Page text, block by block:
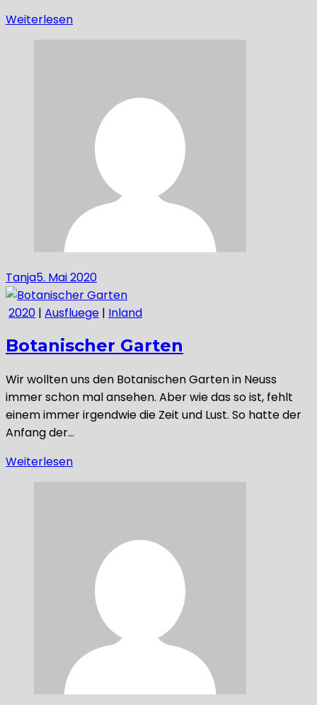
Weiterlesen
Tanja5. Mai 2020
2020 | Ausfluege | Inland
Botanischer Garten
Wir wollten uns den Botanischen Garten in Neuss
immer schon mal ansehen. Aber wie das so ist, fehlt
einem immer irgendwie die Zeit und Lust. So hatte der
Anfang der…
Weiterlesen